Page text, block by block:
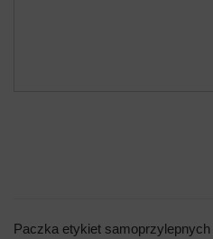
Paczka etykiet samoprzylepnych